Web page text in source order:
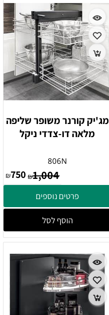
מג'יק קורנר משופר שליפה
מלאה דו-צדדי ניקל
806N
₪1,004
₪750
פרטים נוספים
הוסף לסל